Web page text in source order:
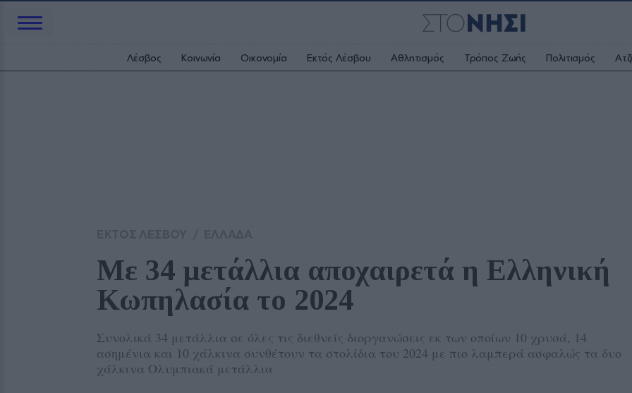
Λέσβος Κοινωνία Οικονομία Εκτός Λέσβου Αθλητισμός Τρόπος Ζωής Πολιτισμός
Με 34 μετάλλια αποχαιρετά η Ελληνική
Κωπηλασία το 2024
Συνολικά 34 μετάλλια σε όλες τις διεθνείς διοργανώσεις εκ των οποίων 10 χρυσά, 14
ασημένια και 10 χάλκινα συνθέτουν τα στολίδια του 2024 με πιο λαμπερά ασφαλώς τα δυο
χάλκινα Ολυμπιακά μετάλλια